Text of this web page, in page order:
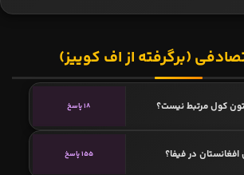
(برگرفته از اف کوییز)
کول مرتبط نیست؟ 18 پاسخ
در فیفا؟ 155 پاسخ